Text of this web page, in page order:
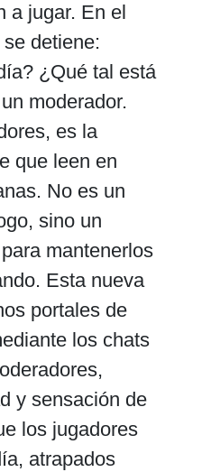
a jugar. En el
detiene:
¿Qué tal está
moderador.
es la
que leen en
No es un
sino un
mantenerlos
Esta nueva
portales de
los chats
y sensación de
los jugadores
atrapados